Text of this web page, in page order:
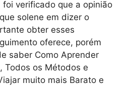
foi verificado que a opinião
solene em dizer o
obter esses
oferece, porém
saber Como Aprender
Todos os Métodos e
muito mais Barato e